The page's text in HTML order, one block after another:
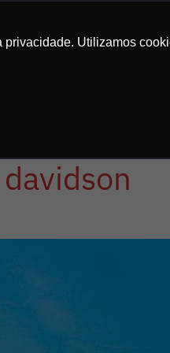
privacidade. Utilizamos